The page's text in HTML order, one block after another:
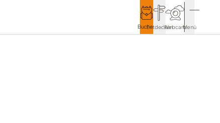
BuchenEntdeckenWebcamMenü